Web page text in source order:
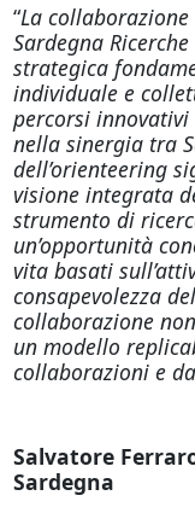
“La
Sardegna
strategica
individuale e
percorsi
nella sinergia tra
dell’orienteering
visione integrata
strumento di
un’opportunità
vita basati
consapevolezza
collaborazione
un modello
collaborazioni e
Salvatore
Sardegna